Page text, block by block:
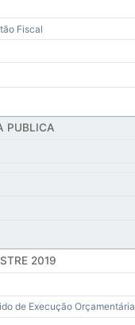
Fiscal
PUBLICA
2019
de Execução Orçamentária